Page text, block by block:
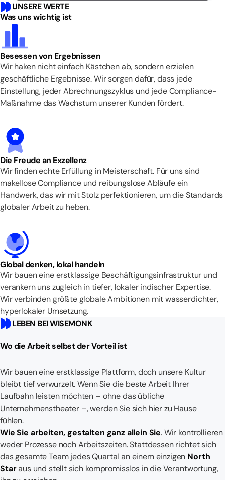
UNSERE WERTE
Was uns wichtig ist
Besessen von Ergebnissen
Wir haken nicht einfach Kästchen ab, sondern erzielen
geschäftliche Ergebnisse. Wir sorgen dafür, dass jede
Einstellung, jeder Abrechnungszyklus und jede Compliance-
Maßnahme das Wachstum unserer Kunden fördert.
Die Freude an Exzellenz
Wir finden echte Erfüllung in Meisterschaft. Für uns sind
makellose Compliance und reibungslose Abläufe ein
Handwerk, das wir mit Stolz perfektionieren, um die Standards
globaler Arbeit zu heben.
Global denken, lokal handeln
Wir bauen eine erstklassige Beschäftigungsinfrastruktur und
verankern uns zugleich in tiefer, lokaler indischer Expertise.
Wir verbinden größte globale Ambitionen mit wasserdichter,
hyperlokaler Umsetzung.
LEBEN BEI WISEMONK
Wo die Arbeit selbst der Vorteil ist
Wir bauen eine erstklassige Plattform, doch unsere Kultur
bleibt tief verwurzelt. Wenn Sie die beste Arbeit Ihrer
Laufbahn leisten möchten – ohne das übliche
Unternehmenstheater –, werden Sie sich hier zu Hause
fühlen.
Wie Sie arbeiten, gestalten ganz allein Sie. Wir kontrollieren
weder Prozesse noch Arbeitszeiten. Stattdessen richtet sich
das gesamte Team jedes Quartal an einem einzigen North
Staraus und stellt sich kompromisslos in die Verantwortung,